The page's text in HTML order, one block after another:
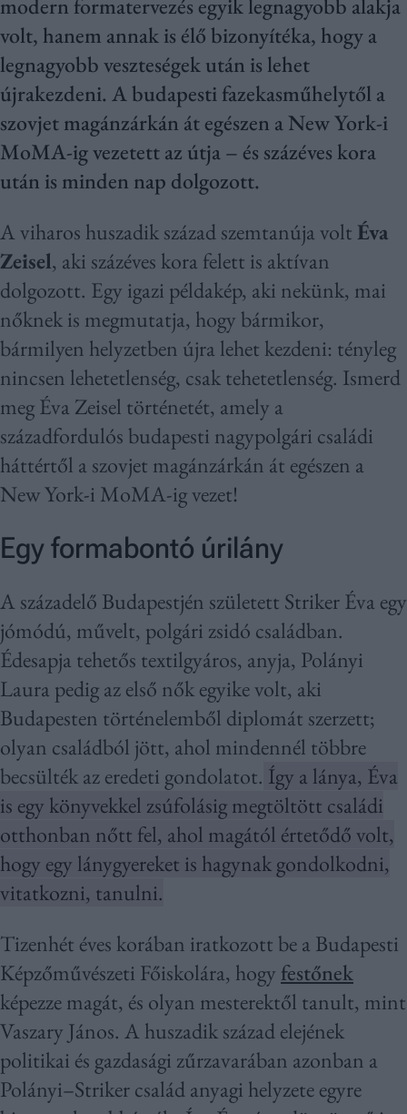
modern formatervezés egyik legnagyobb alakja
volt, hanem annak is élő bizonyítéka, hogy a
legnagyobb veszteségek után is lehet
újrakezdeni. A budapesti fazekasműhelytől a
szovjet magánzárkán át egészen a New York-i
MoMA-ig vezetett az útja – és százéves kora
után is minden nap dolgozott.
A viharos huszadik század szemtanúja volt Éva
Zeisel, aki százéves kora felett is aktívan
dolgozott. Egy igazi példakép, aki nekünk, mai
nőknek is megmutatja, hogy bármikor,
bármilyen helyzetben újra lehet kezdeni: tényleg
nincsen lehetetlenség, csak tehetetlenség. Ismerd
meg Éva Zeisel történetét, amely a
századfordulós budapesti nagypolgári családi
háttértől a szovjet magánzárkán át egészen a
New York-i MoMA-ig vezet!
Egy formabontó úrilány
A századelő Budapestjén született Striker Éva egy
jómódú, művelt, polgári zsidó családban.
Édesapja tehetős textilgyáros, anyja, Polányi
Laura pedig az első nők egyike volt, aki
Budapesten történelemből diplomát szerzett;
olyan családból jött, ahol mindennél többre
becsülték az eredeti gondolatot. Így a lánya, Éva
is egy könyvekkel zsúfolásig megtöltött családi
otthonban nőtt fel, ahol magától értetődő volt,
hogy egy lánygyereket is hagynak gondolkodni,
vitatkozni, tanulni.
Tizenhét éves korában iratkozott be a Budapesti
Képzőművészeti Főiskolára, hogy festőnek
képezze magát, és olyan mesterektől tanult, mint
Vaszary János. A huszadik század elejének
politikai és gazdasági zűrzavarában azonban a
Polányi–Striker család anyagi helyzete egyre